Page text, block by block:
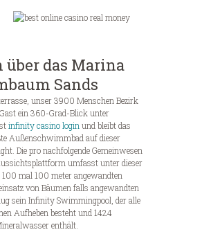
über das Marina
Sands
unser 3900 Menschen Bezirk
ein 360-Grad-Blick unter
infinity casino login und bleibt das
Außenschwimmbad auf dieser
Die pro nachfolgende Gemeinwesen
umfasst unter dieser
100 mal 100 meter angewandten
von Bäumen falls angewandten
sein Infinity Swimmingpool, der alle
Aufheben besteht und 1424
enthält.